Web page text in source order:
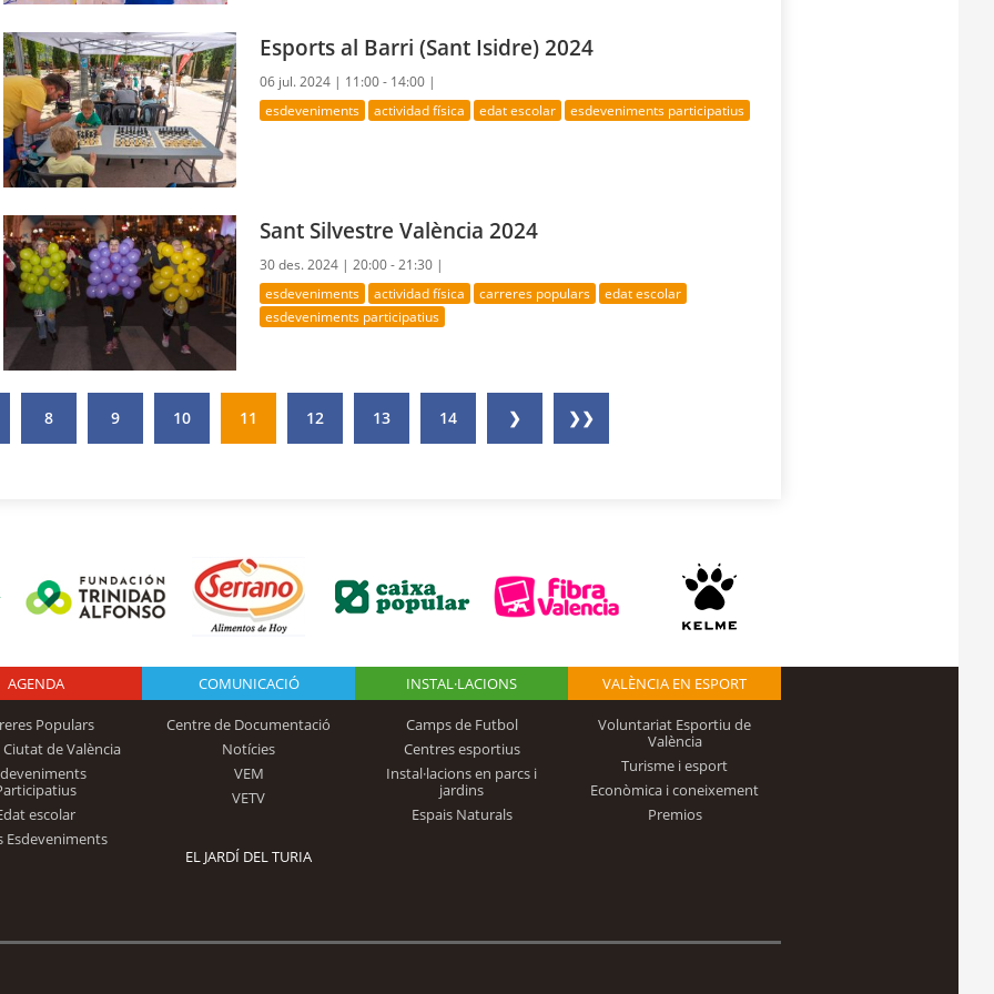
Esports al Barri (Sant Isidre) 2024
06 jul. 2024 | 11:00 - 14:00 |
esdeveniments actividad física edat escolar esdeveniments participatius
Sant Silvestre València 2024
30 des. 2024 |20:00 - 21:30 |
esdeveniments actividad física carreres populars
edat escolar
esdeveniments participatius
8 9 10 11 12 13 14 ❯ ❯❯
Logo Fundación
Trinidad Alfonso
AGENDA
Populars
de València
escolar
Esdeveniments
COMUNICACIÓ
Centre de Documentació
Notícies
VEM
VETV
INSTAL·LACIONS
Camps de Futbol
Centres esportius
Instal·lacions en parcs i
jardins
Espais Naturals
VALÈNCIA EN ESPORT
Voluntariat Esportiu de
València
Turisme i esport
Econòmica i coneixement
Premios
EL JARDÍ DEL TURIA